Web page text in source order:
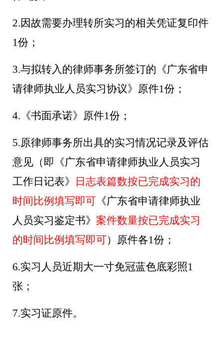
2.因故需要办理转所实习的相关凭证复印件
1份；
3.与拟转入的律师事务所签订的《广东省申
请律师执业人员实习协议》原件1份；
4.《书面承诺》原件1份；
5.原律师事务所出具的实习情况记录及评估
意见（即《广东省申请律师执业人员实习
工作日记表》
日志表篇数按已完成实习的
时间比例填写即可 《广东省申请律师执业
人员实习鉴定书》 案件数量按已完成实习
的时间比例填写即可）原件各1份；
6.实习人员近期大一寸免冠蓝色底彩照1
张；
7.实习证原件。